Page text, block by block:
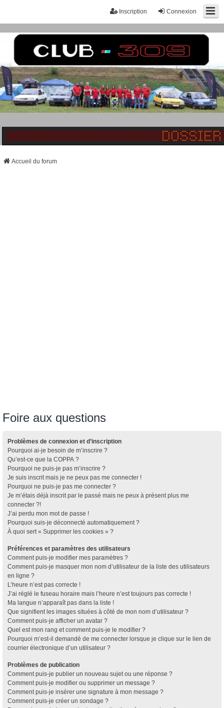
Connexion
Inscription
Accueil du forum
Foire aux questions
Problèmes de connexion et d’inscription
Pourquoi ai-je besoin de m’inscrire ?
Qu’est-ce que la COPPA ?
Pourquoi ne puis-je pas m’inscrire ?
Je suis inscrit mais je ne peux pas me connecter !
Pourquoi ne puis-je pas me connecter ?
Je m’étais déjà inscrit par le passé mais ne peux à présent plus me
connecter ?!
J’ai perdu mon mot de passe !
Pourquoi suis-je déconnecté automatiquement ?
À quoi sert « Supprimer les cookies » ?
Préférences et paramètres des utilisateurs
Comment puis-je modifier mes paramètres ?
Comment puis-je masquer mon nom d’utilisateur de la liste des utilisateurs
en ligne ?
L’heure n’est pas correcte !
J’ai réglé le fuseau horaire mais l’heure n’est toujours pas correcte !
Ma langue n’apparaît pas dans la liste !
Que signifient les images situées à côté de mon nom d’utilisateur ?
Comment puis-je afficher un avatar ?
Quel est mon rang et comment puis-je le modifier ?
Pourquoi m’est-il demandé de me connecter lorsque je clique sur le lien de
courrier électronique d’un utilisateur ?
Problèmes de publication
Comment puis-je publier un nouveau sujet ou une réponse ?
Comment puis-je modifier ou supprimer un message ?
Comment puis-je insérer une signature à mon message ?
Comment puis-je créer un sondage ?